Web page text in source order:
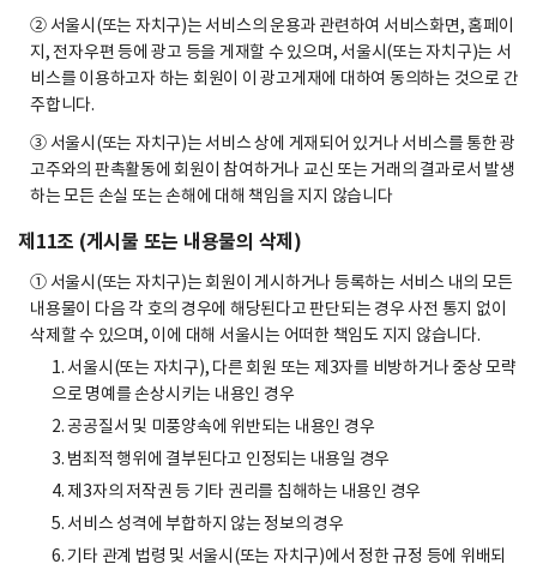
② 서울시(또는 자치구)는 서비스의 운용과 관련하여 서비스화면, 홈페이
지, 전자우편 등에 광고 등을 게재할 수 있으며, 서울시(또는 자치구)는 서
비스를 이용하고자 하는 회원이 이 광고게재에 대하여 동의하는 것으로 간
주합니다.
③ 서울시(또는 자치구)는 서비스 상에 게재되어 있거나 서비스를 통한 광
고주와의 판촉활동에 회원이 참여하거나 교신 또는 거래의 결과로서 발생
하는 모든 손실 또는 손해에 대해 책임을 지지 않습니다
제11조 (게시물 또는 내용물의 삭제)
① 서울시(또는 자치구)는 회원이 게시하거나 등록하는 서비스 내의 모든
내용물이 다음 각 호의 경우에 해당된다고 판단되는 경우 사전 통지 없이
삭제할 수 있으며, 이에 대해 서울시는 어떠한 책임도 지지 않습니다.
1. 서울시(또는 자치구), 다른 회원 또는 제3자를 비방하거나 중상 모략
으로 명예를 손상시키는 내용인 경우
2. 공공질서 및 미풍양속에 위반되는 내용인 경우
3. 범죄적 행위에 결부된다고 인정되는 내용일 경우
4. 제3자의 저작권 등 기타 권리를 침해하는 내용인 경우
5. 서비스 성격에 부합하지 않는 정보의 경우
6. 기타 관계 법령 및 서울시(또는 자치구)에서 정한 규정 등에 위배되